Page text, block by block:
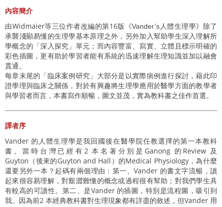
內容簡介
由Widmaier等三位作者改編的第16版《Vander’s人體生理學》除了
承襲淺顯易懂的生理學基本原理之外，另外加入幫助學生深入理解所
學概念的「深入探究」單元；而內容豐富、寫實、立體且標示明確的
彩色插圖，更有助於學習者能有系統的迅速理解生理知識並加以融會
貫通。
每章末尾的「臨床案例研究」大部分是以實際病例進行探討，藉此印
證學理與臨床之關係，對於有興趣將生理學應用於醫學方面的教學者
與學習者而言，本書寫作順暢，圖文並茂，實為教科書之佳作首選。
譯者序
Vander 的人體生理學是我回國後在醫學院任教選擇的第一本教科
書。當時台灣已經有2 本名著分別是Ganong 的Review 及
Guyton（後來的Guyton and Hall）的Medical Physiology，為什麼
還要另外一本？起碼有兩個理由：第一、Vander 的書文字流暢，讀
起來很容易理解，對艱澀難懂的概念或過程很有幫助；對我們學生具
有較高的可讀性。第二、是Vander 的插圖，特別是流程圖，吸引到
我。因為前2 本經典教科書對生理現象都有詳盡的敘述，但Vander 用